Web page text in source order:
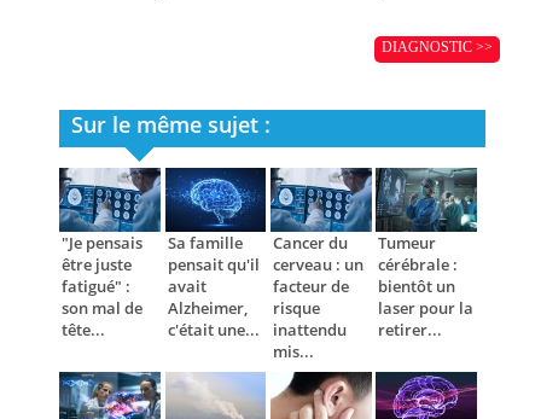
DIAGNOSTIC >>
Sur le même sujet :
"Je pensais
être juste
fatigué" :
son mal de
tête...
Sa famille
pensait qu'il
avait
Alzheimer,
c'était une...
Cancer du
cerveau : un
facteur de
risque
inattendu
mis...
Tumeur
cérébrale :
bientôt un
laser pour la
retirer...